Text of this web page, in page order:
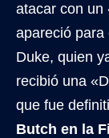
atacar con un
apareció para
Duke, quien
recibió una
que fue
Butch en la